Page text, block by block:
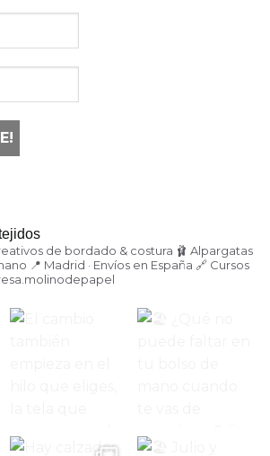
de bordado & costura 🩰 Alpargatas
📍 Madrid · Envíos en España 🔗 Cursos